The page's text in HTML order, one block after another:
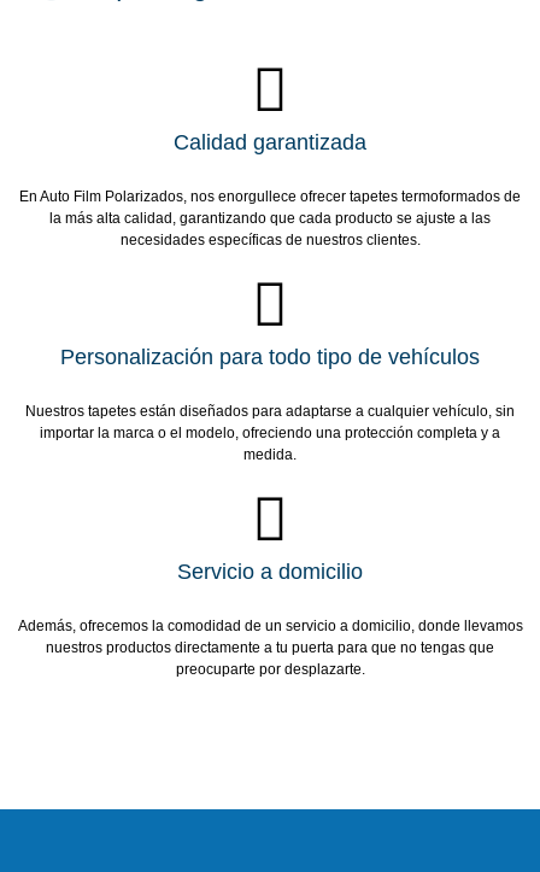
Calidad garantizada
En Auto Film Polarizados, nos enorgullece ofrecer tapetes termoformados de
la más alta calidad, garantizando que cada producto se ajuste a las
necesidades específicas de nuestros clientes.
Personalización para todo tipo de vehículos
Nuestros tapetes están diseñados para adaptarse a cualquier vehículo, sin
importar la marca o el modelo, ofreciendo una protección completa y a
medida.
Servicio a domicilio
Además, ofrecemos la comodidad de un servicio a domicilio, donde llevamos
nuestros productos directamente a tu puerta para que no tengas que
preocuparte por desplazarte.